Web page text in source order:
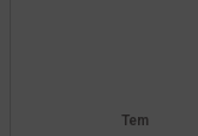
Tem